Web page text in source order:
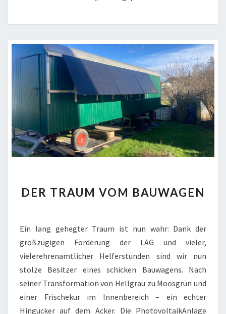
TRAUM
DER TRAUM VOM BAUWAGEN
Ein lang gehegter Traum ist nun wahr: Dank der
großzügigen Förderung der LAG und vieler,
vielerehrenamtlicher Helferstunden sind wir nun
stolze Besitzer eines schicken Bauwagens. Nach
seiner Transformation von Hellgrau zu Moosgrün und
einer Frischekur im Innenbereich – ein echter
Hingucker auf dem Acker. Die PhotovoltaikAnlage